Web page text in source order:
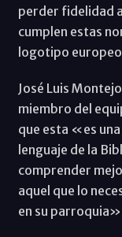
perder fidelidad
cumplen estas
logotipo
José Luis
miembro del
que esta «es
lenguaje de la
comprender
aquel que lo
en su